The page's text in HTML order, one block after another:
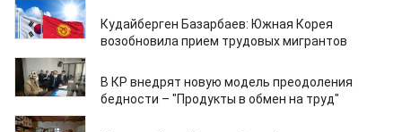
17.01.2022
Кудайберген Базарбаев: Южная Корея
возобновила прием трудовых мигрантов
14.01.2022
В КР внедрят новую модель преодоления
бедности – "Продукты в обмен на труд"
05.01.2022